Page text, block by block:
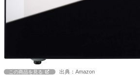
この商品を見る 出典：Amazon